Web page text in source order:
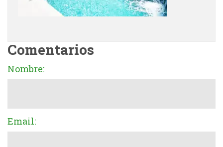
Comentarios
Nombre:
Email: